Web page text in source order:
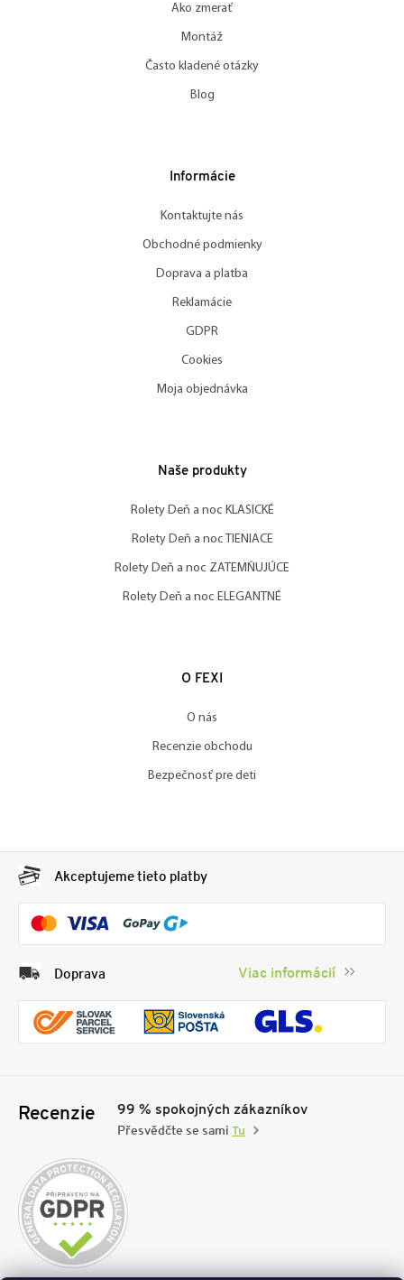
Ako zmerať
Montáž
Často kladené otázky
Blog
Informácie
Kontaktujte nás
Obchodné podmienky
Doprava a platba
Reklamácie
GDPR
Cookies
Moja objednávka
Naše produkty
Rolety Deň a noc KLASICKÉ
Rolety Deň a noc TIENIACE
Rolety Deň a noc ZATEMŇUJÚCE
Rolety Deň a noc ELEGANTNÉ
O FEXI
O nás
Recenzie obchodu
Bezpečnosť pre deti
Akceptujeme tieto platby
Doprava Viac informácií
Recenzie 99 % spokojných zákazníkov
Přesvědčte se sami Tu